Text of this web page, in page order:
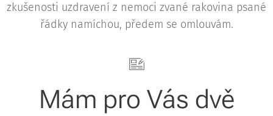
zkušenosti uzdravení z nemoci zvané rakovina psané
řádky namíchou, předem se omlouvám.
Mám pro Vás dvě